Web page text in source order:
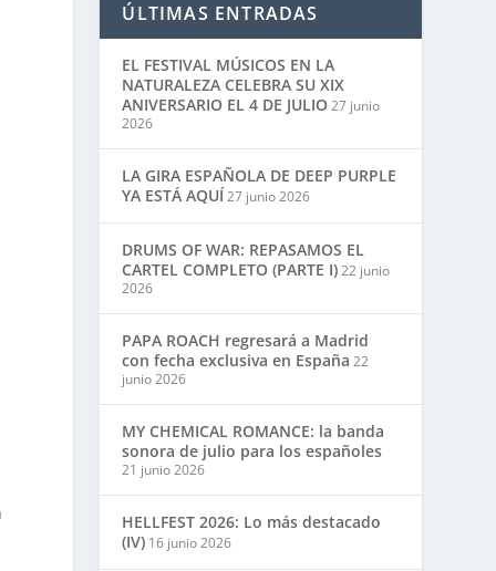
ÚLTIMAS ENTRADAS
EL FESTIVAL MÚSICOS EN LA
NATURALEZA CELEBRA SU XIX
ANIVERSARIO EL 4 DE JULIO 27 junio
2026
LA GIRA ESPAÑOLA DE DEEP PURPLE
YA ESTÁ AQUÍ27 junio 2026
DRUMS OF WAR: REPASAMOS EL
CARTEL COMPLETO (PARTE I)22 junio
2026
PAPA ROACH regresará a Madrid
con fecha exclusiva en España 22
junio 2026
MY CHEMICAL ROMANCE: la banda
sonora de julio para los españoles
21 junio 2026
HELLFEST 2026: Lo más destacado
(IV) 16 junio 2026